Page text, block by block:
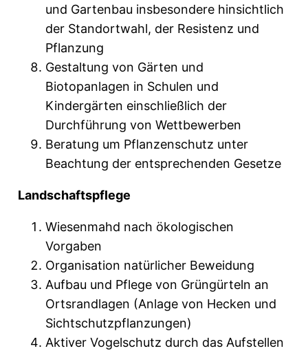
und Gartenbau insbesondere hinsichtlich
der Standortwahl, der Resistenz und
Pflanzung
Gestaltung von Gärten und
Biotopanlagen in Schulen und
Kindergärten einschließlich der
Durchführung von Wettbewerben
Beratung um Pflanzenschutz unter
Beachtung der entsprechenden Gesetze
Landschaftspflege
Wiesenmahd nach ökologischen
Vorgaben
Organisation natürlicher Beweidung
Aufbau und Pflege von Grüngürteln an
Ortsrandlagen (Anlage von Hecken und
Sichtschutzpflanzungen)
Aktiver Vogelschutz durch das Aufstellen